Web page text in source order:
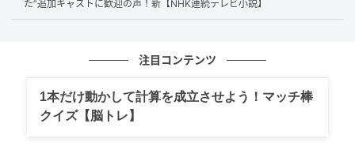
た”追加キャストに歓迎の声！新【NHK連続テレビ小説】
注目コンテンツ
1本だけ動かして計算を成立させよう！マッチ棒
クイズ【脳トレ】